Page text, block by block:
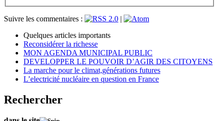
Suivre les commentaires :
|
Quelques articles importants
Reconsidérer la richesse
MON AGENDA MUNICIPAL PUBLIC
DEVELOPPER LE POUVOIR D’AGIR DES CITOYENS
La marche pour le climat,générations futures
L’electricité nucléaire en question en France
Rechercher